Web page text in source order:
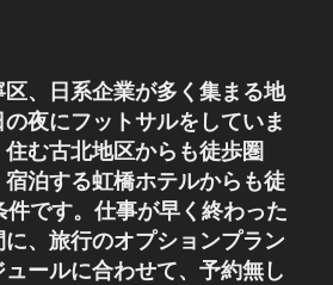
、日系企業が多く集まる地
夜にフットサルをしていま
む古北地区からも徒歩圏
泊する虹橋ホテルからも徒
です。仕事が早く終わった
に、旅行のオプションプラン
ールに合わせて、予約無し